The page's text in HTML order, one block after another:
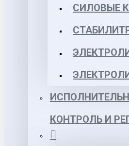
СИЛОВЫЕ
КОНТРОЛЬ И